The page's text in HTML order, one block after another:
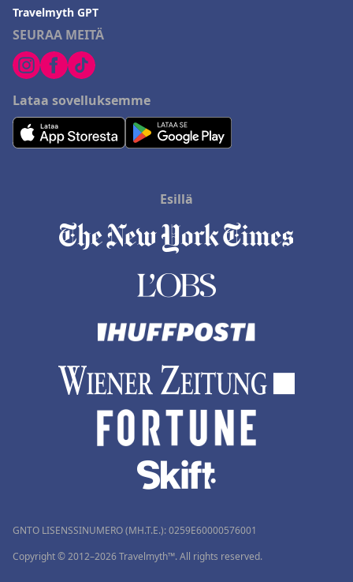
SEURAA MEITÄ
Lataa sovelluksemme
Travelmyth GPT
Esillä
GNTO LISENSSINUMERO (MH.T.E.): 0259Ε60000576001
Copyright © 2012–2026 Travelmyth™. All rights reserved.